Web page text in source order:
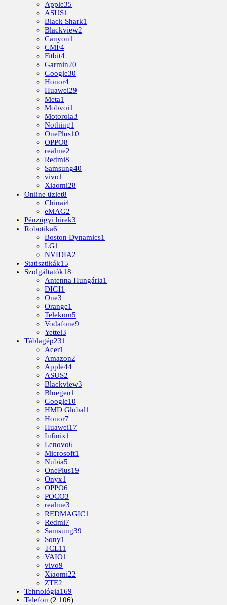
Apple35
ASUS1
Black Shark1
Blackview2
Canyon1
CMF4
Fitbit4
Garmin20
Google30
Honor4
Huawei29
Meta1
Mobvoi1
Motorola3
Nothing1
OnePlus10
OPPO8
realme2
Redmi8
Samsung40
vivo1
Xiaomi28
Online üzlet8
Chinai4
eMAG2
Pénzügyi hírek3
Robotika6
Boston Dynamics1
LG1
NVIDIA2
Statisztikák15
Szolgáltatók18
Antenna Hungária1
DIGI1
One3
Orange1
Telekom5
Vodafone9
Yettel3
Táblagép231
Acer1
Amazon2
Apple44
ASUS2
Blackview3
Bluegen1
Google10
HMD Global1
Honor7
Huawei17
Infinix1
Lenovo6
Microsoft1
Nubia5
OnePlus19
Onyx1
OPPO6
POCO3
realme3
REDMAGIC1
Redmi7
Samsung39
Sony1
TCL11
VAIO1
vivo9
Xiaomi22
ZTE2
Tehnológia169
Telefon (2 106)